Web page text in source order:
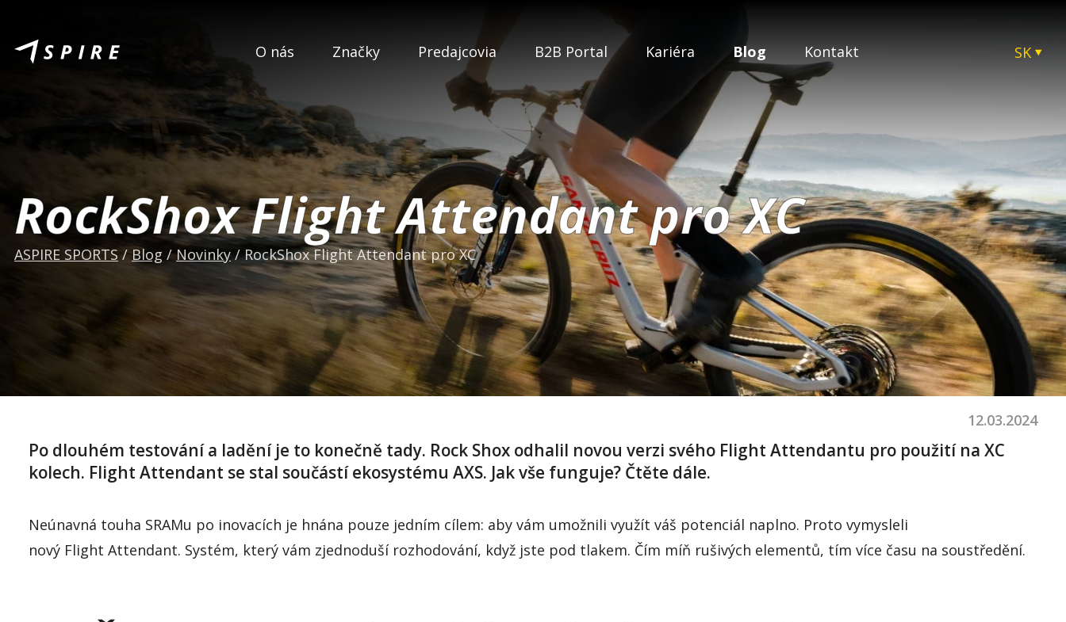
O nás Značky Predajcovia B2B Portal Kariéra Blog Kontakt
SK
RockShox Flight Attendant pro XC
ASPIRE SPORTS / Blog / Novinky / RockShox Flight Attendant pro XC
12.03.2024
Po dlouhém testování a ladění je to konečně tady. Rock Shox odhalil novou verzi svého Flight Attendantu pro použití na XC
kolech. Flight Attendant se stal součástí ekosystému AXS. Jak vše funguje? Čtěte dále.
Neúnavná touha SRAMu po inovacích je hnána pouze jedním cílem: aby vám umožnili využít váš potenciál naplno. Proto vymysleli
nový Flight Attendant. Systém, který vám zjednodušírozhodování, když jste pod tlakem. Čím míň rušivých elementů, tím více času na soustředění.